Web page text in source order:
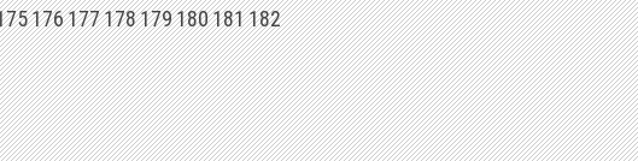
176177178179180181182